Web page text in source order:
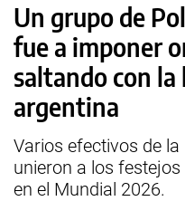
Un grupo de
fue a imponer
saltando con la
argentina
Varios efectivos de
unieron a los
en el Mundial 2026.